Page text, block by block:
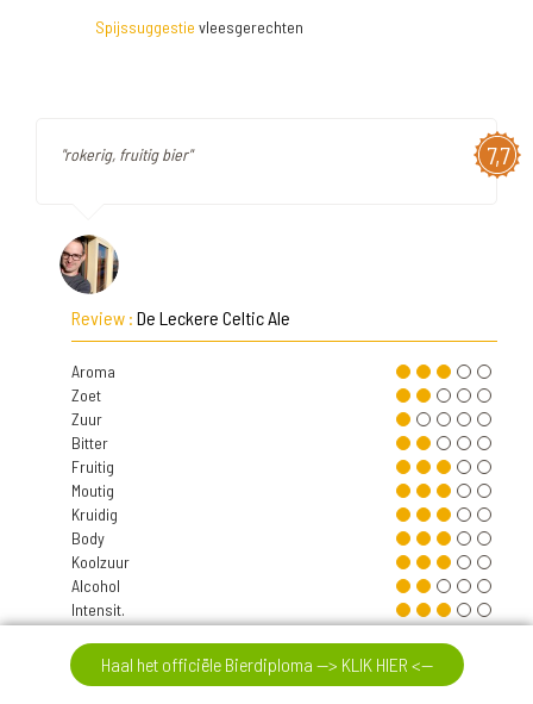
Spijssuggestie vleesgerechten
7,7
"rokerig, fruitig bier"
Review : De Leckere Celtic Ale
Aroma
Zoet
Zuur
Bitter
Fruitig
Moutig
Kruidig
Body
Koolzuur
Alcohol
Intensit.
7,8
Zichtdonker, vol bier
Haal het officiële Bierdiploma --> KLIK HIER <--